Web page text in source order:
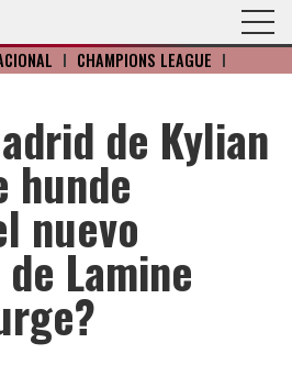
I CHAMPIONS LEAGUE I
de Kylian
hunde
nuevo
Lamine